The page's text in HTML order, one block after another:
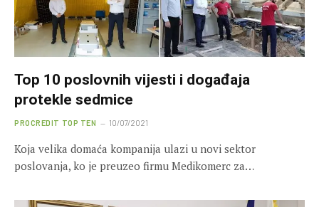
Top 10 poslovnih vijesti i događaja
protekle sedmice
PROCREDIT TOP TEN 10/07/2021
Koja velika domaća kompanija ulazi u novi sektor
poslovanja, ko je preuzeo firmu Medikomerc za…